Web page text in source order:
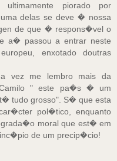
ultimamente piorado por
delas se deve � nossa
de que � respons�vel o
a� passou a entrar neste
enxotado doutras
vez me lembro mais da
" este pa�s � um
tudo grosso". S� que esta
pol�tico, enquanto
moral que est� em
de um precip�cio!